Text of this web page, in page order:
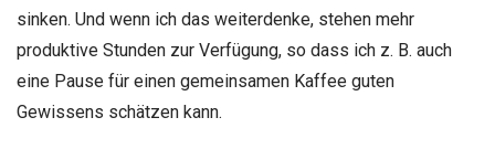
sinken. Und wenn ich das weiterdenke, stehen mehr
produktive Stunden zur Verfügung, so dass ich z. B. auch
eine Pause für einen gemeinsamen Kaffee guten
Gewissens schätzen kann.